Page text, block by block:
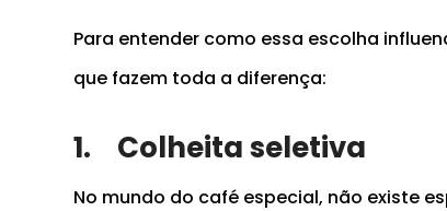
Para entender como essa escolha
que fazem toda a diferença:
1. Colheita seletiva
No mundo do café especial, não existe